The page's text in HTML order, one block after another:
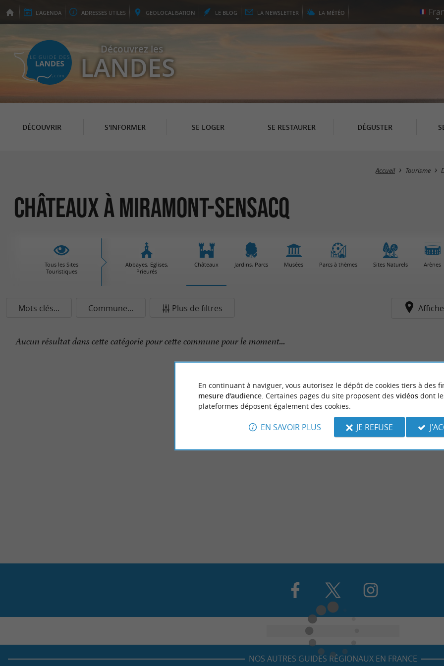
L'AGENDA ADRESSES UTILES GEOLOCALISATION LE BLOG LA NEWSLETTER LA MÉTÉO
Découvrez les
LANDES
DÉCOUVRIR S'INFORMER SE LOGER SE RESTAURER DÉGUSTER
Accueil Tourisme
Châteaux à Miramont-Sensacq
Tous les Sites
Touristiques
Abbayes, Eglises,
Prieurés
Châteaux Jardins, Parcs Musées Parcs à thèmes Sites Naturels Arènes
Mots clés... Commune... Plus de filtres
Aucun résultat dans cette catégorie pour cette commune pour le moment...
NOS AUTRES GUIDES RÉGIONAUX EN FRANCE
En continuant à naviguer, vous autorisez le dépôt de cookies tiers à des
mesure d'audience. Certaines pages du site proposent des vidéosdont
plateformes déposent également des cookies.
EN SAVOIR PLUS JE REFUSE